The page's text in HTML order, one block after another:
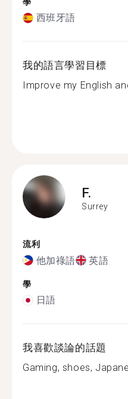
西班牙語
我的語言學習目標
Improve my English
F.
Surrey
流利
他加祿語 英語
學
日語
我喜歡談論的話題
Gaming, shoes,